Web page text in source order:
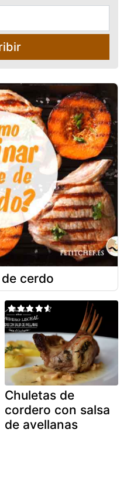
cerdo
Chuletas de
cordero con salsa
de avellanas